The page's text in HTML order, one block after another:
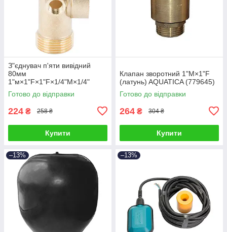
З"єднувач п'яти вивідний
80мм
1"м×1"F×1"F×1/4"M×1/4"
F∠180° AQUATICA (779599)
Готово до відправки
224 ₴ 258 ₴
Купити
Клапан зворотний 1"M×1"F
(латунь) AQUATICA (779645)
Готово до відправки
264 ₴ 304 ₴
Купити
–13% –13%